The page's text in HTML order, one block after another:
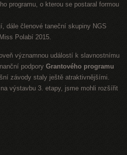
programu, o kterou se postaral formou
dále členové taneční skupiny NGS
Polabí 2015.
významnou událostí k slavnostnímu
podpory Grantového programu
závody staly ještě atraktivnějšími.
výstavbu 3. etapy, jsme mohli rozšířit